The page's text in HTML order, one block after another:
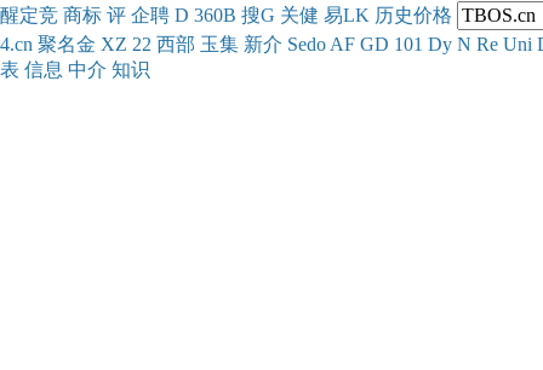
醒定竞 商标 评 企聘 D 360B 搜G 关健 易LK 历史价格
4.cn 聚名金 XZ 22 西部 玉集 新介 Sedo AF GD 101 Dy N Re Uni
表 信息 中介 知识